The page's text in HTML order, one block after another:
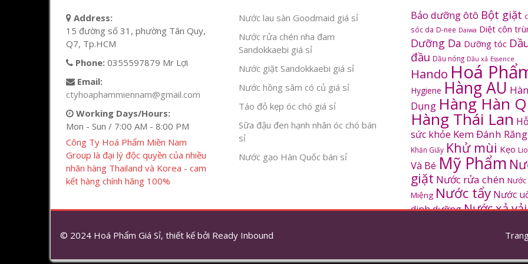
Address:
15 đường số 31, phường Tân Quy,
Q7, Tp.HCM
Phone: 0355597879 Mr Lợi
Email:
ctyhoaphammiennam@gmail.com
Working Days/Hours:
Mon - Sun / 7:00 AM - 8:00 PM
Công Ty Hoá Phẩm Miền Nam
Group là đại lý độc quyền của nhiều
nhãn hàng Thailand và Korea - cam
kết hàng chính hãng 100%
Nước lau sàn Goodmaid giá sỉ
Nước rửa chén nha đam
Sandokkaebi giá sỉ
Nước giặt Sandokkaebi giá sỉ
Nước hồng sâm có củ giá sỉ
Táo đỏ kẹp óc chó giá sỉ
Sữa đậu đen hạnh nhân óc chó bán
sỉ
Nước gạo Hàn Quốc bán sỉ
Bảo dưỡng ôtô Bột giặt
sóc da D-nee Daiwa Diệt côn
Dưỡng Da Dưỡng tóc
đầu Dầu nóng Dầu xả Essence
Hando Hoá
Hygiene Hàng AU
Dụng Hàng Hàn
Hàng Thái Lan
sức khỏe Kem Đánh Răng
Khăn Giấy Khử mùi Kẹo
Và Bé Mỹ Phẩm
giặt Nước rửa chén Nước
Miệng Nước tẩy Nước
dinh dưỡngNước xả vải
Sâm Hàn Quốc
© 2024 Hoá Phẩm Giá Sỉ, thiết kế bởi Ready Inbound